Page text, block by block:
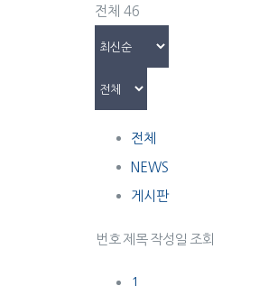
전체 46
전체
NEWS
게시판
번호 제목작성일 조회
1